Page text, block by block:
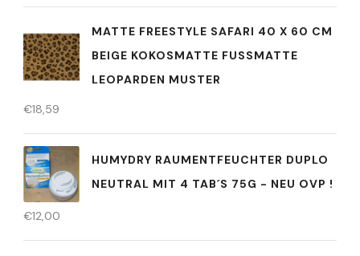
MATTE FREESTYLE SAFARI 40 X 60 CM
BEIGE KOKOSMATTE FUSSMATTE L
EOPARDEN MUSTER
€18,59
HUMYDRY RAUMENTFEUCHTER DUPLO
NEUTRAL MIT 4 TAB´S 75G - NEU OVP !
€12,00